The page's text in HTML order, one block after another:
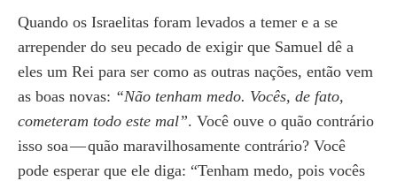
Quando os Israelitas foram levados a temer e a se
arrepender do seu pecado de exigir que Samuel dê a
eles um Rei para ser como as outras nações, então vem
as boas novas: “Não tenham medo. Vocês, de fato,
cometeram todo este mal”. Você ouve o quão contrário
isso soa — quão maravilhosamente contrário? Você
pode esperar que ele diga: “Tenham medo, pois vocês